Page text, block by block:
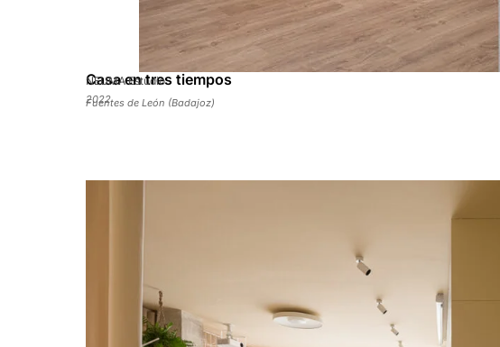
Casa en tres tiempos
NEUMA Estudio
Fuentes de León (Badajoz)
2022